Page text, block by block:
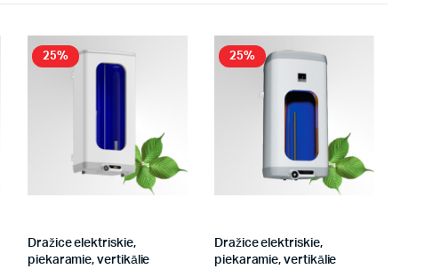
25%
Dražice elektriskie,
piekaramie, vertikālie
25%
Dražice elektriskie,
piekaramie, vertikālie